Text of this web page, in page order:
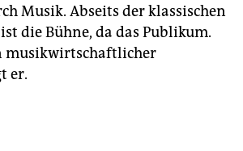
Musik. Abseits der klassischen
die Bühne, da das Publikum.
musikwirtschaftlicher
er.